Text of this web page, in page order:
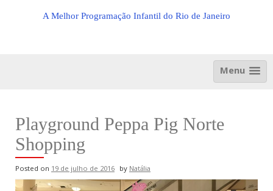
A Melhor Programação Infantil do Rio de Janeiro
Menu
Playground Peppa Pig Norte
Shopping
Posted on 19 de julho de 2016 byNatália